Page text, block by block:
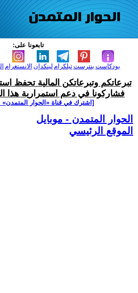
تابعونا على:
الانستغرام لينكدإن تيلكرامبنترست بودكاست
تبرعاتكم وتبرعاتكن المالية تحفظ
فشاركونا في دعم استمرارية هذا
[اشترك في قناة ‫«الحوار المتمدن»
الحوار المتمدن - موبايل
الموقع الرئيسي